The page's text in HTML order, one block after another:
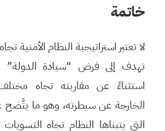
خاتمة
لا تعتبر استراتيجية النظام الأمنية
تهدف إلى فرض “سيادة الدولة”
استثناءً عن مقاربته تجاه
الخارجة عن سيطرته، وهو ما
التي يتبناها النظام تجاه التسويات